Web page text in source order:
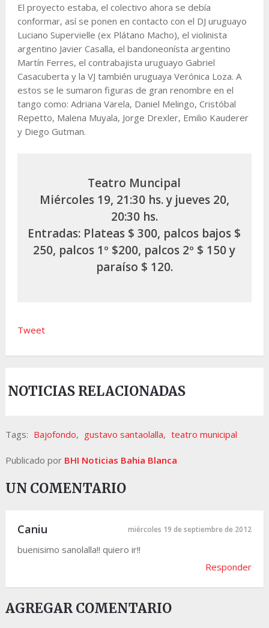
El proyecto estaba, el colectivo ahora se debía
conformar, así se ponen en contacto con el DJ uruguayo
Luciano Supervielle (ex Plátano Macho), el violinista
argentino Javier Casalla, el bandoneonísta argentino
Martín Ferres, el contrabajista uruguayo Gabriel
Casacuberta y la VJ también uruguaya Verónica Loza. A
estos se le sumaron figuras de gran renombre en el
tango como: Adriana Varela, Daniel Melingo, Cristóbal
Repetto, Malena Muyala, Jorge Drexler, Emilio Kauderer
y Diego Gutman.
Teatro Muncipal
Miércoles 19, 21:30 hs. y jueves 20,
20:30 hs.
Entradas: Plateas $ 300, palcos bajos $
250, palcos 1º $200, palcos 2º $ 150 y
paraíso $ 120.
Tweet
NOTICIAS RELACIONADAS
Tags: Bajofondo, gustavo santaolalla, teatro municipal
Publicado por BHI Noticias Bahia Blanca
UN COMENTARIO
Caniu miércoles 19 de septiembre de 2012
buenisimo sanolalla!! quiero ir!!
Responder
AGREGAR COMENTARIO